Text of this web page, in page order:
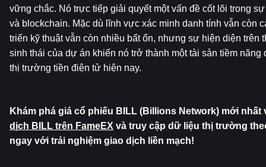
vững chắc. Nó trực tiếp giải quyết một vấn đề cốt lõi trong
và blockchain. Mặc dù lĩnh vực xác minh danh tính vẫn còn
triển kỹ thuật vẫn còn nhiều bất ổn, nhưng sự hiện diện trên
sinh thái của dự án khiến nó trở thành một tài sản tiềm năng
thị trường tiền điện tử hiện nay.
Khám phá giá cổ phiếu BILL (Billions Network) mới
dịch BILL trên FameEX và truy cập dữ liệu thị trường
ngay với trải nghiệm giao dịch liền mạch!